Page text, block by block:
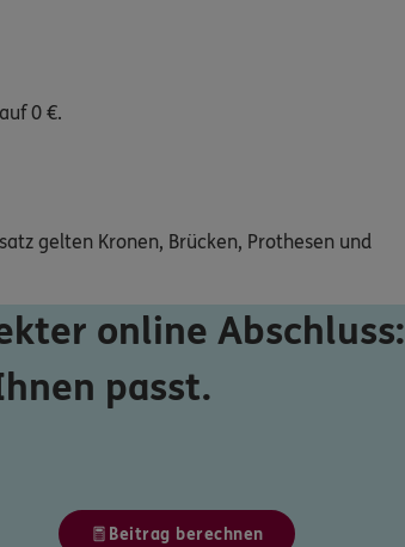
0 €.
gelten Kronen, Brücken, Prothesen und
online Abschluss:
passt.
Beitrag berechnen